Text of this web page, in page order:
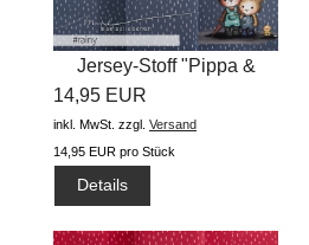
Jersey-Stoff "Pippa &
Arved...
14,95 EUR
inkl. MwSt. zzgl. Versand
14,95 EUR pro Stück
Details